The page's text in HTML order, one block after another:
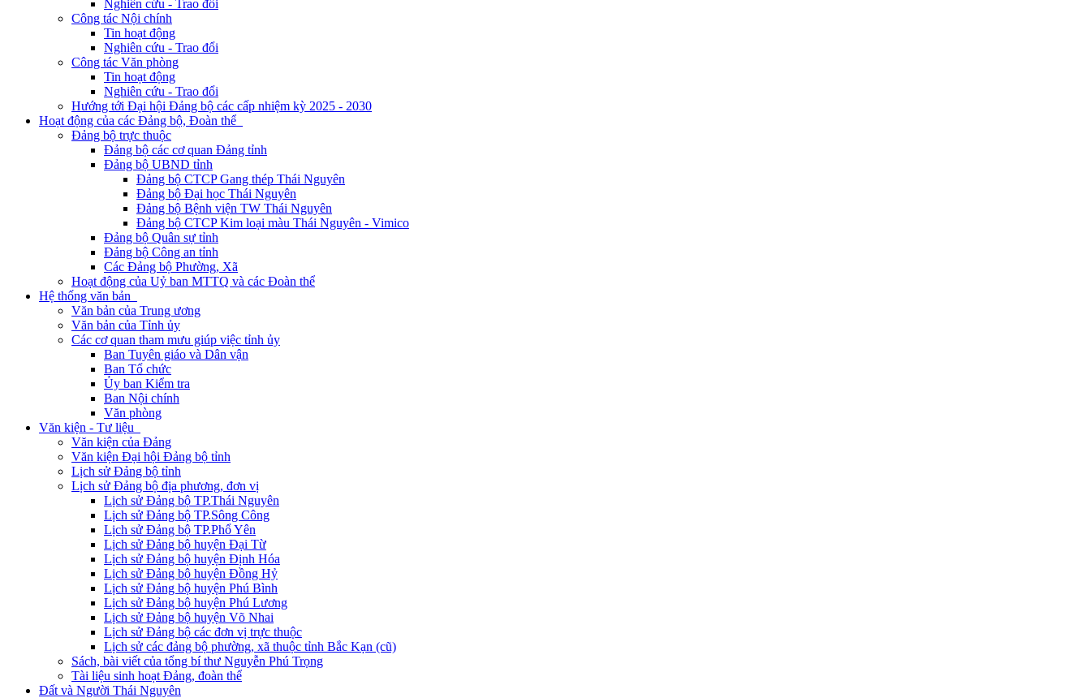
Nghiên cứu - Trao đổi
Công tác Nội chính
Tin hoạt động
Nghiên cứu - Trao đổi
Công tác Văn phòng
Tin hoạt động
Nghiên cứu - Trao đổi
Hướng tới Đại hội Đảng bộ các cấp nhiệm kỳ 2025 - 2030
Hoạt động của các Đảng bộ, Đoàn thể
Đảng bộ trực thuộc
Đảng bộ các cơ quan Đảng tỉnh
Đảng bộ UBND tỉnh
Đảng bộ CTCP Gang thép Thái Nguyên
Đảng bộ Đại học Thái Nguyên
Đảng bộ Bệnh viện TW Thái Nguyên
Đảng bộ CTCP Kim loại màu Thái Nguyên - Vimico
Đảng bộ Quân sự tỉnh
Đảng bộ Công an tỉnh
Các Đảng bộ Phường, Xã
Hoạt động của Uỷ ban MTTQ và các Đoàn thể
Hệ thống văn bản
Văn bản của Trung ương
Văn bản của Tỉnh ủy
Các cơ quan tham mưu giúp việc tỉnh ủy
Ban Tuyên giáo và Dân vận
Ban Tổ chức
Ủy ban Kiểm tra
Ban Nội chính
Văn phòng
Văn kiện - Tư liệu
Văn kiện của Đảng
Văn kiện Đại hội Đảng bộ tỉnh
Lịch sử Đảng bộ tỉnh
Lịch sử Đảng bộ địa phương, đơn vị
Lịch sử Đảng bộ TP.Thái Nguyên
Lịch sử Đảng bộ TP.Sông Công
Lịch sử Đảng bộ TP.Phổ Yên
Lịch sử Đảng bộ huyện Đại Từ
Lịch sử Đảng bộ huyện Định Hóa
Lịch sử Đảng bộ huyện Đồng Hỷ
Lịch sử Đảng bộ huyện Phú Bình
Lịch sử Đảng bộ huyện Phú Lương
Lịch sử Đảng bộ huyện Võ Nhai
Lịch sử Đảng bộ các đơn vị trực thuộc
Lịch sử các đảng bộ phường, xã thuộc tỉnh Bắc Kạn (cũ)
Sách, bài viết của tổng bí thư Nguyễn Phú Trọng
Tài liệu sinh hoạt Đảng, đoàn thể
Đất và Người Thái Nguyên